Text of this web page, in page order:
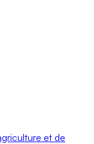
et de